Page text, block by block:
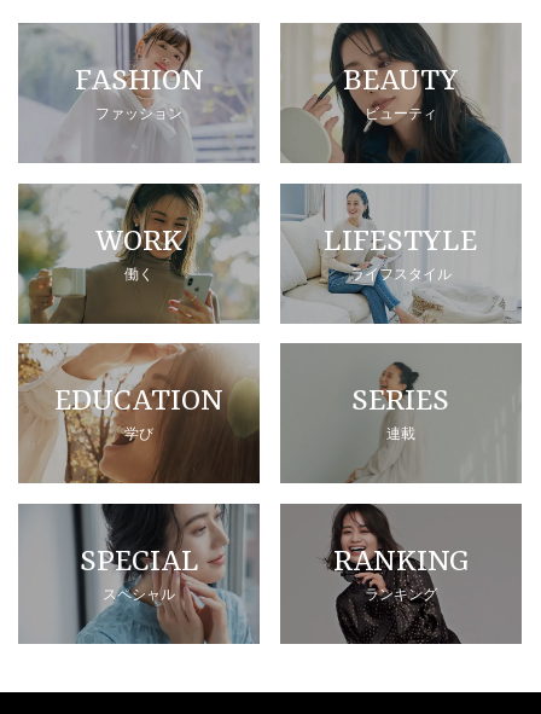
FASHION
ファッション
BEAUTY
ビューティ
WORK
働く
LIFESTYLE
ライフスタイル
EDUCATION
学び
SERIES
連載
SPECIAL
スペシャル
RANKING
ランキング